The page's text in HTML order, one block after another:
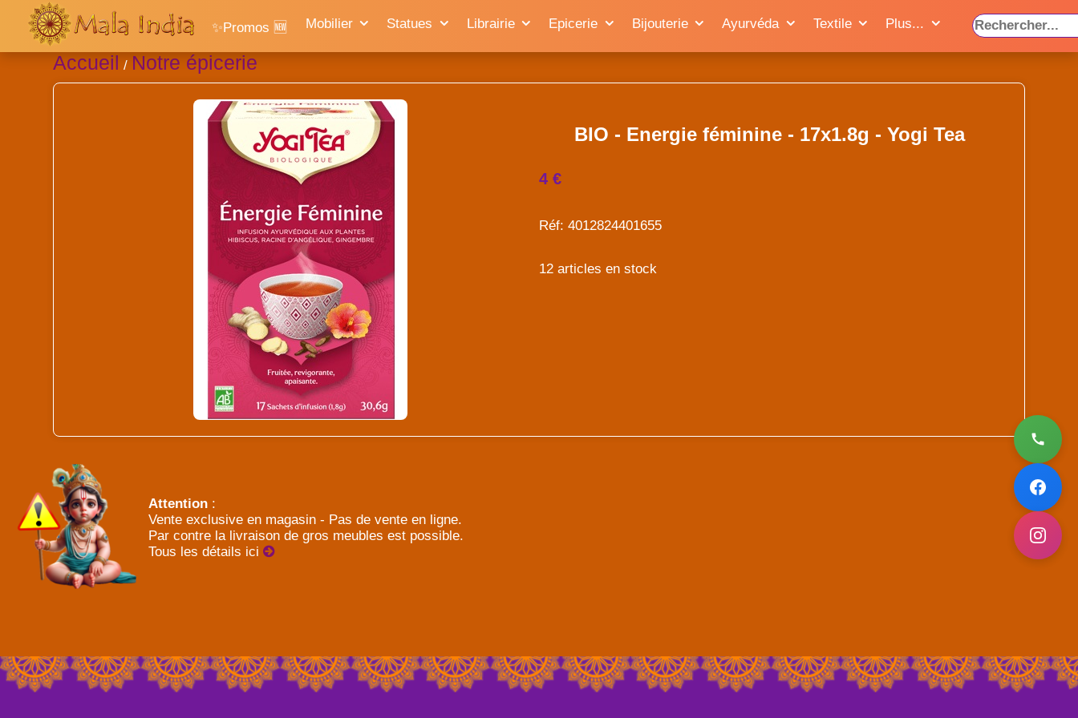
✨Promos 🆕 Mobilier Statues Librairie Epicerie Bijouterie Ayurvéda Textile Plus...
Accueil / Notre épicerie
BIO - Energie féminine - 17x1.8g - Yogi Tea
4 €
Réf: 4012824401655
12 articles en stock
Attention :
Vente exclusive en magasin - Pas de vente en ligne.
Par contre la livraison de gros meubles est possible.
Tous les détails ici